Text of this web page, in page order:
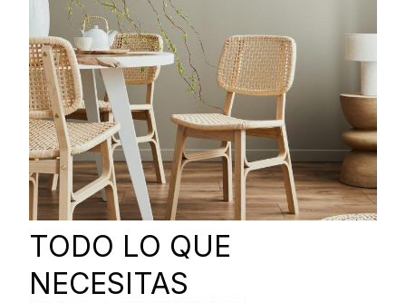
TODO LO QUE
NECESITAS